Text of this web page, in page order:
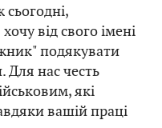
сьогодні,
від свого імені
подякувати
Для нас честь
які
вашій праці